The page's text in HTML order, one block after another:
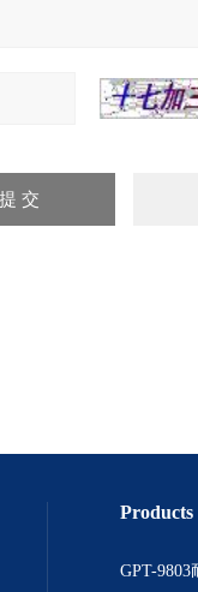
Products